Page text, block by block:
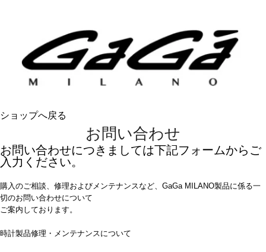
ショップへ戻る
お問い合わせ
お問い合わせにつきましては下記フォームからご
入力ください。
購入のご相談、修理およびメンテナンスなど、GaGa MILANO製品に係る一
切のお問い合わせについて
ご案内しております。
時計製品修理・メンテナンスについて